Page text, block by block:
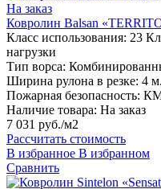
На заказ
Ковролин Balsan
Класс использования: 23
нагрузки
Тип ворса:
Ширина рулона в резке: 4 м.
Пожарная безопасность:
Наличие товара: На заказ
7 031 руб./м2
Рассчитать стоимость
В избранное В избранном
Сравнить